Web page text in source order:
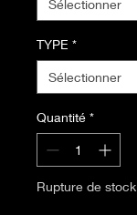
TYPE *
Quantité *
Rupture de stock